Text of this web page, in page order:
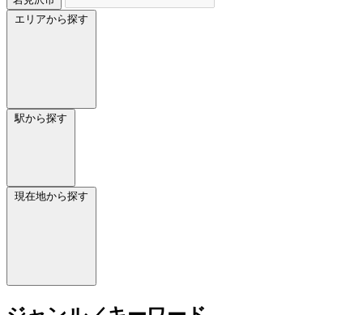
エリアから探す
駅から探す
現在地から探す